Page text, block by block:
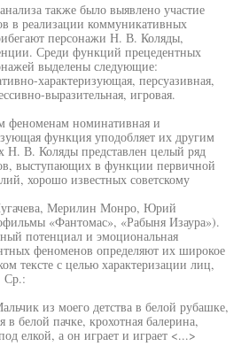
также было выявлено участие
в реализации коммуникативных
персонажи Н. В. Коляды,
Среди функций прецедентных
выделены следующие:
характеризующая, персуазивная,
выразительная, игровая.
феноменам номинативная и
функция уподобляет их другим
Н. В. Коляды представлен целый ряд
выступающих в функции первичной
хорошо известных советскому
Мерилин Монро, Юрий
«Фантомас», «Рабыня Изаура»).
потенциал и эмоциональная
феноменов определяют их широкое
тексте с целью характеризации лиц,
Ср.:
из моего детства в белой рубашке,
в белой пачке, крохотная балерина,
елкой, а он играет и играет <...>